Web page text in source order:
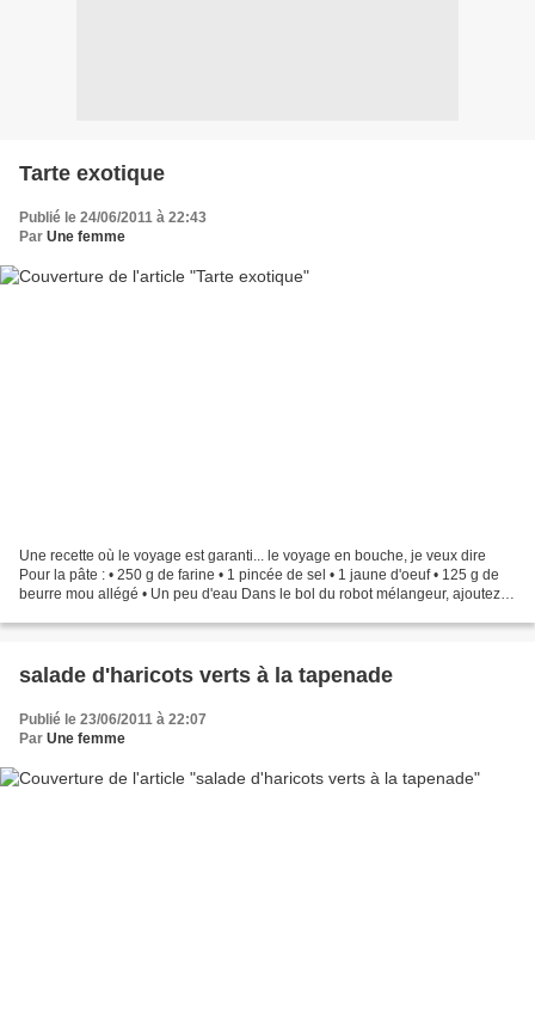
Tarte exotique
Publié le 24/06/2011 à 22:43
Par Une femme
Une recette où le voyage est garanti... le voyage en bouche, je veux dire
Pour la pâte : • 250 g de farine • 1 pincée de sel • 1 jaune d'oeuf • 125 g de
beurre mou allégé • Un peu d'eau Dans le bol du robot mélangeur, ajoutez la
salade d'haricots verts à la tapenade
Publié le 23/06/2011 à 22:07
Par Une femme